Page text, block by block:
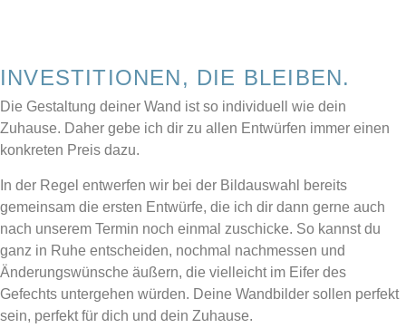
INVESTITIONEN, DIE BLEIBEN.
Die Gestaltung deiner Wand ist so individuell wie dein
Zuhause. Daher gebe ich dir zu allen Entwürfen immer einen
konkreten Preis dazu.
In der Regel entwerfen wir bei der Bildauswahl bereits
gemeinsam die ersten Entwürfe, die ich dir dann gerne auch
nach unserem Termin noch einmal zuschicke. So kannst du
ganz in Ruhe entscheiden, nochmal nachmessen und
Änderungswünsche äußern, die vielleicht im Eifer des
Gefechts untergehen würden. Deine Wandbilder sollen perfekt
sein, perfekt für dich und dein Zuhause.